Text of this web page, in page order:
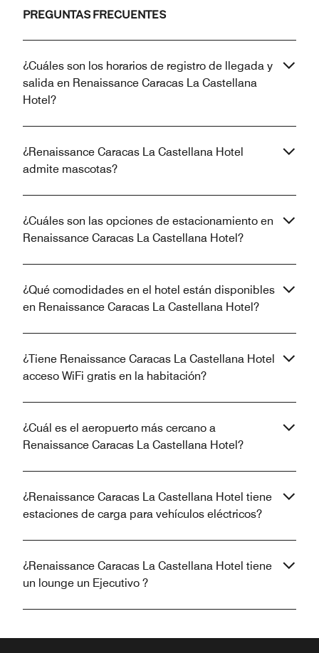
PREGUNTAS FRECUENTES
¿Cuáles son los horarios de registro de llegada y
salida en Renaissance Caracas La Castellana
Hotel?
¿Renaissance Caracas La Castellana Hotel
admite mascotas?
¿Cuáles son las opciones de estacionamiento en
Renaissance Caracas La Castellana Hotel?
¿Qué comodidades en el hotel están disponibles
en Renaissance Caracas La Castellana Hotel?
¿Tiene Renaissance Caracas La Castellana Hotel
acceso WiFi gratis en la habitación?
¿Cuál es el aeropuerto más cercano a
Renaissance Caracas La Castellana Hotel?
¿Renaissance Caracas La Castellana Hotel tiene
estaciones de carga para vehículos eléctricos?
¿Renaissance Caracas La Castellana Hotel tiene
un lounge un Ejecutivo ?